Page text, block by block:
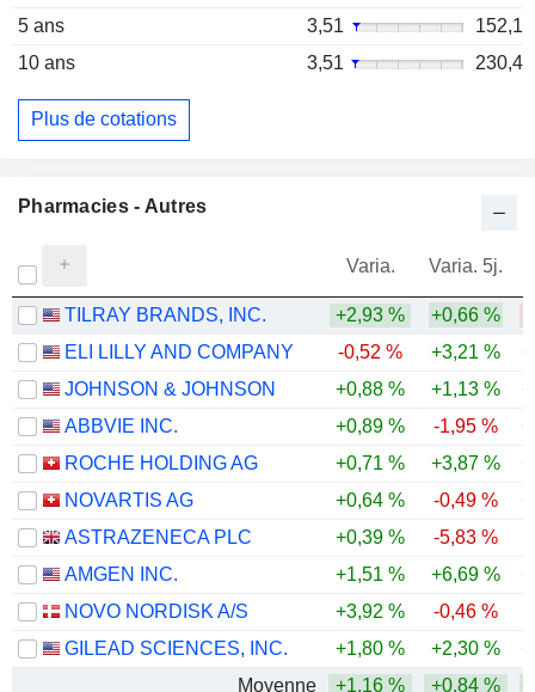
5 ans
3,51
152,1
10 ans
3,51 230,4
Plus de cotations
Pharmacies - Autres
Varia. Varia. 5j.
TILRAY BRANDS, INC. +2,93 % +0,66 %
ELI LILLY AND COMPANY
-0,52 % +3,21 %
JOHNSON & JOHNSON
+0,88 % +1,13 %
ABBVIE INC.
+0,89 % -1,95 %
ROCHE HOLDING AG
+0,71 % +3,87 %
NOVARTIS AG
+0,64 % -0,49 %
ASTRAZENECA PLC
+0,39 % -5,83 %
AMGEN INC.
+1,51 % +6,69 %
NOVO NORDISK A/S
+3,92 % -0,46 %
GILEAD SCIENCES, INC.
+1,80 % +2,30 %
Moyenne
+1,16 % +0,84 %